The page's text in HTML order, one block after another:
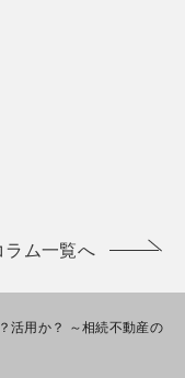
ラム一覧へ
活用か？ ～相続不動産の